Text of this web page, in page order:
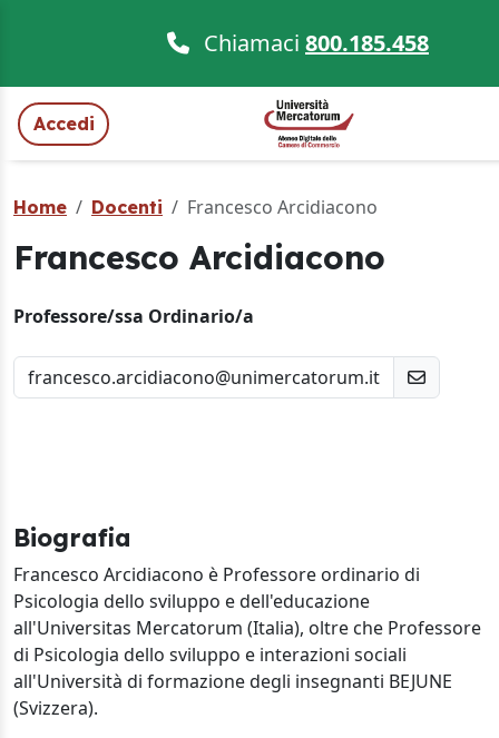
Chiamaci 800.185.458
Accedi
Home Docenti Francesco Arcidiacono
Francesco Arcidiacono
Professore/ssa Ordinario/a
francesco.arcidiacono@unimercatorum.it
Biografia
Francesco Arcidiacono è Professore ordinario di
Psicologia dello sviluppo e dell'educazione
all'Universitas Mercatorum (Italia), oltre che Professore
di Psicologia dello sviluppo e interazioni sociali
all'Università di formazione degli insegnanti BEJUNE
(Svizzera).